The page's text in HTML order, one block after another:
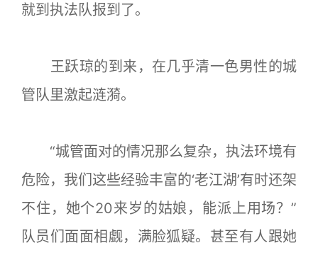
就到执法队报到了。
王跃琼的到来，在几乎清一色男性的城
管队里激起涟漪。
“城管面对的情况那么复杂，执法环境有
危险，我们这些经验丰富的‘老江湖’有时还架
不住，她个20来岁的姑娘，能派上用场？”
队员们面面相觑，满脸狐疑。甚至有人跟她